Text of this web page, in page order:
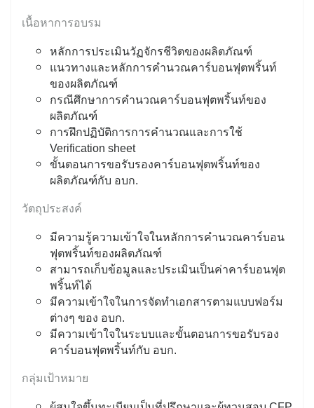
เนื้อหาการอบรม
หลักการประเมินวัฏจักรชีวิตของผลิตภัณฑ์
แนวทางและหลักการคำนวณคาร์บอนฟุตพริ้นท์
ของผลิตภัณฑ์
กรณีศึกษาการคำนวณคาร์บอนฟุตพริ้นท์ของ
ผลิตภัณฑ์
การฝึกปฏิบัติการการคำนวณและการใช้
Verification sheet
ขั้นตอนการขอรับรองคาร์บอนฟุตพริ้นท์ของ
ผลิตภัณฑ์กับ อบก.
วัตถุประสงค์
มีความรู้ความเข้าใจในหลักการคำนวณคาร์บอน
ฟุตพริ้นท์ของผลิตภัณฑ์
สามารถเก็บข้อมูลและประเมินเป็นค่าคาร์บอนฟุต
พริ้นท์ได้
มีความเข้าใจในการจัดทำเอกสารตามแบบฟอร์ม
ต่างๆ ของ อบก.
มีความเข้าใจในระบบและขั้นตอนการขอรับรอง
คาร์บอนฟุตพริ้นท์กับ อบก.
กลุ่มเป้าหมาย